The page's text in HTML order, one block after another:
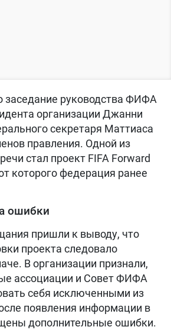
заседание руководства ФИФА
организации Джанни
секретаря Маттиаса
правления. Одной из
стал проект FIFA Forward
которого федерация ранее
ошибки
пришли к выводу, что
проекта следовало
В организации признали,
ассоциации и Совет ФИФА
себя исключенными из
появления информации в
дополнительные ошибки.